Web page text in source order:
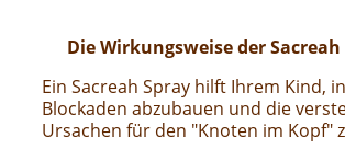
Die Wirkungsweise der Sacreah
Ein Sacreah Spray hilft Ihrem Kind,
Blockaden abzubauen und die
Ursachen für den "Knoten im Kopf"